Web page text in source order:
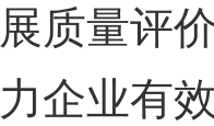
质量评
业有效